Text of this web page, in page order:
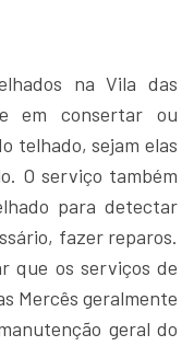
na Vila das
em consertar ou
telhado, sejam elas
O serviço também
para detectar
fazer reparos.
que os serviços de
Mercês geralmente
geral do